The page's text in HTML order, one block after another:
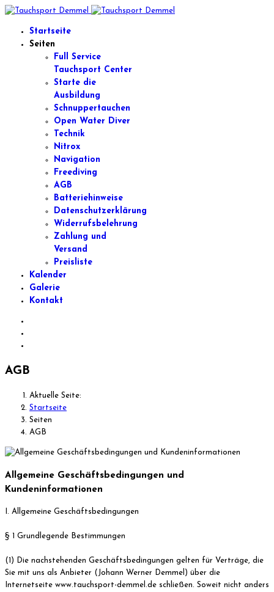
Startseite
Seiten
Full Service
Tauchsport Center
Starte die
Ausbildung
Schnuppertauchen
Open Water Diver
Technik
Nitrox
Navigation
Freediving
AGB
Batteriehinweise
Datenschutzerklärung
Widerrufsbelehrung
Zahlung und
Versand
Preisliste
Kalender
Galerie
Kontakt
AGB
Aktuelle Seite:
Startseite
Seiten
AGB
Allgemeine Geschäftsbedingungen und
Kundeninformationen
I. Allgemeine Geschäftsbedingungen
§ 1 Grundlegende Bestimmungen
(1) Die nachstehenden Geschäftsbedingungen gelten für Verträge, die
Sie mit uns als Anbieter (Johann Werner Demmel) über die
Internetseite www.tauchsport-demmel.de schließen. Soweit nicht anders